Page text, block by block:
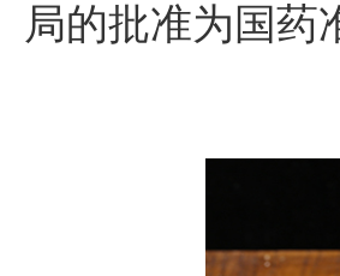
局的批准为国药